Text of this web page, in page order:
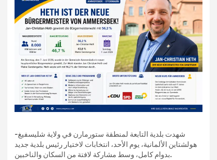
شهدت بلدية التابعة لمنطقة ستورمارن في ولاية شليسفيغ-
هولشتاين الألمانية، يوم الأحد، انتخابات لاختيار رئيس بلدية جديد
بدوام كامل، وسط مشاركة لافتة من السكان والناخبين.